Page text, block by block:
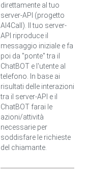
direttamente al tuo
server-API (progetto
AI4Call). Il tuo server-
API riproduce il
messaggio iniziale e fa
poi da "ponte" tra il
ChatBOT e l'utente al
telefono. In base ai
risultati delle interazioni
tra il server-API e il
ChatBOT farai le
azioni/attività
necessarie per
soddisfare le richieste
del chiamante.